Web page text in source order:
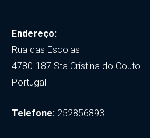
Endereço:
Rua das Escolas
4780-187 Sta Cristina do Couto
Portugal
Telefone: 252856893